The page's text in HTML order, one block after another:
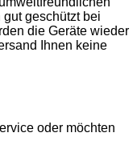
geschützt bei
die Geräte wieder
Ihnen keine
oder möchten